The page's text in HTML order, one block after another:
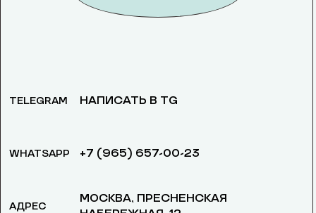
TELEGRAM
WHATSAPP
АДРЕС
НАПИСАТЬ В TG
+7 (965) 657-00-23
МОСКВА, ​ПРЕСНЕНСКАЯ